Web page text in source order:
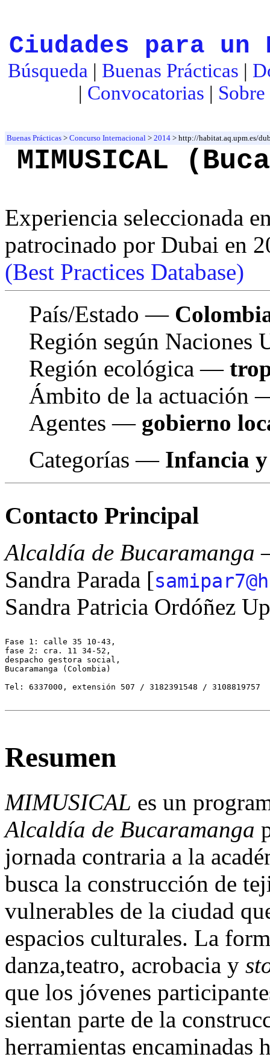
Ciudades para un
Búsqueda | Buenas Prácticas |
| Convocatorias |
Buenas Prácticas > Concurso Internacional > 2014 > http://habitat.aq.upm.es/
MIMUSICAL
Experiencia seleccionada
patrocinado por Dubai en
(Best Practices Database)
País/Estado —
Región según
Región ecológica —
Ámbito de la
Agentes — gobierno
Categorías — Infancia y
Contacto Principal
Alcaldía de Bucaramanga
Sandra Parada [
Sandra Patricia Ordóñez
Fase 1: calle 35 10-43,
fase 2: cra. 11 34-52,
despacho gestora social,
Bucaramanga (Colombia)
Tel: 6337000, extensión 507 / 3182391548 / 3108819757
Resumen
MIMUSICAL es un
Alcaldía de Bucaramanga
jornada contraria a la
busca la construcción de
vulnerables de la ciudad
espacios culturales. La
danza,teatro, acrobacia y
que los jóvenes
sientan parte de la
herramientas encaminadas